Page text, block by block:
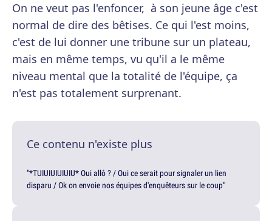
On ne veut pas l'enfoncer, à son jeune âge c'est
normal de dire des bêtises. Ce qui l'est moins,
c'est de lui donner une tribune sur un plateau,
mais en même temps, vu qu'il a le même
niveau mental que la totalité de l'équipe, ça
n'est pas totalement surprenant.
Ce contenu n'existe plus
"*TUIUIUIUIUIU* Oui allô ? / Oui ce serait pour signaler un lien
disparu / Ok on envoie nos équipes d'enquêteurs sur le coup"